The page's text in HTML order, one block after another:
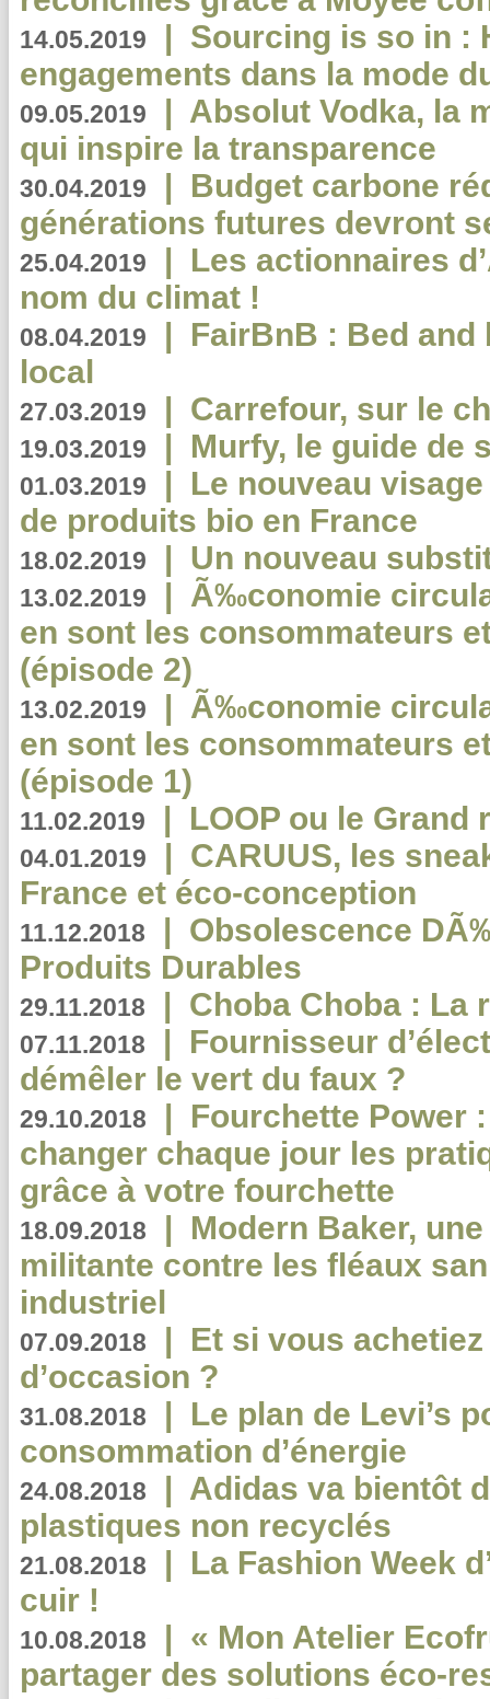
14.05.2019 | Sourcing is so in :
engagements dans la mode
09.05.2019 | Absolut Vodka, la
qui inspire la transparence
30.04.2019 | Budget carbone
générations futures devront
25.04.2019 | Les actionnaires
nom du climat !
08.04.2019 | FairBnB : Bed
local
27.03.2019 | Carrefour, sur le
19.03.2019 | Murfy, le guide de
01.03.2019 | Le nouveau
de produits bio en France
18.02.2019 | Un nouveau
13.02.2019 | Ã‰conomie
en sont les consommateurs
(épisode 2)
13.02.2019 | Ã‰conomie
en sont les consommateurs
(épisode 1)
11.02.2019 | LOOP ou le Grand
04.01.2019 | CARUUS, les
France et éco-conception
11.12.2018 | Obsolescence
Produits Durables
29.11.2018 | Choba Choba : La
07.11.2018 | Fournisseur
démêler le vert du faux ?
29.10.2018 | Fourchette Power
changer chaque jour les
grâce à votre fourchette
18.09.2018 | Modern Baker,
militante contre les fléaux
industriel
07.09.2018 | Et si vous
d’occasion ?
31.08.2018 | Le plan de Levi’s
consommation d’énergie
24.08.2018 | Adidas va bientôt
plastiques non recyclés
21.08.2018 | La Fashion Week
cuir !
10.08.2018 | « Mon Atelier
partager des solutions éco-